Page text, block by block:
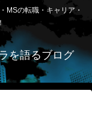
MSの転職・キャリア・
を語るブログ